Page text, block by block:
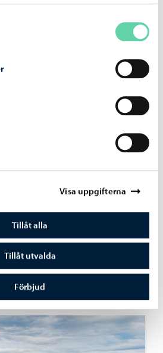
Visa uppgifterna
Tillåt alla
Tillåt utvalda
Förbjud
för elevernas datorer
som blockerar skadliga